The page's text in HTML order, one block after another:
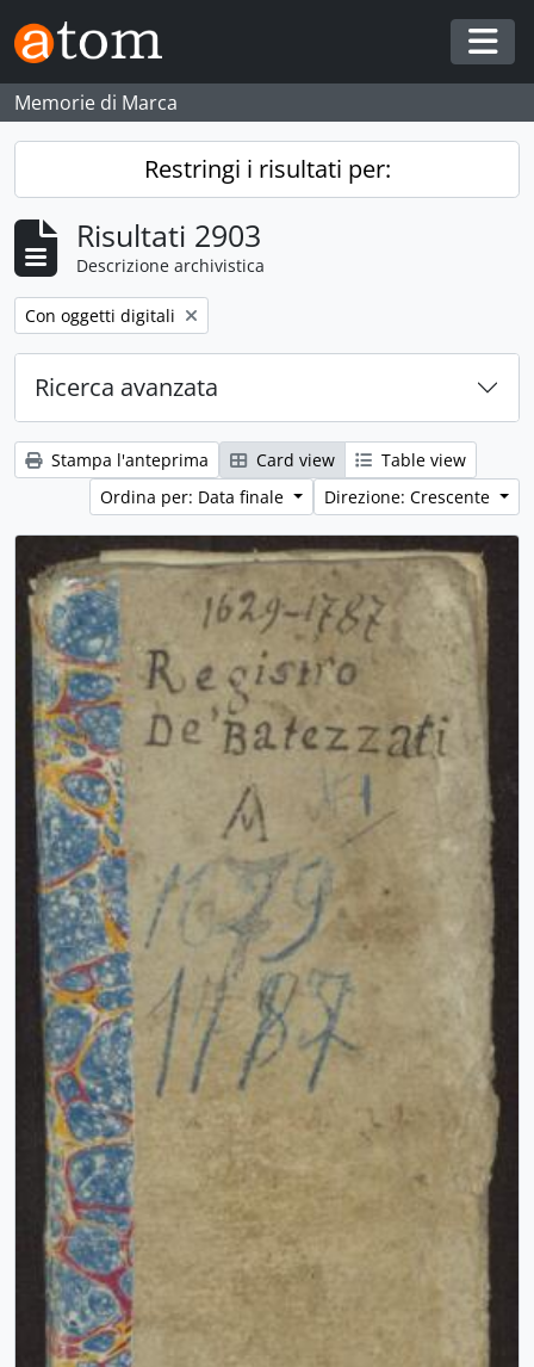
Skip to main content
Memorie di Marca
Restringi i risultati per:
Risultati 2903
Descrizione archivistica
Remove filter:
Con oggetti digitali
Ricerca avanzata
Stampa l'anteprima Card view
Table view
Ordina per: Data finale
Direzione: Crescente